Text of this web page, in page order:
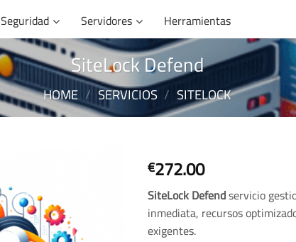
Seguridad Servidores Herramientas
SiteLock Defend
HOME / SERVICIOS / SITELOCK
€272.00
SiteLock Defendservicio
inmediata, recursos
exigentes.